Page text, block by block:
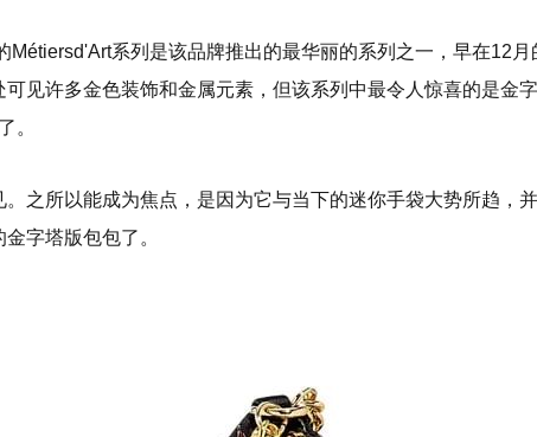
系列是该品牌推出的最华丽的系列之一，早在12
见许多金色装饰和金属元素，但该系列中最令人惊喜的是金
。
之所以能成为焦点，是因为它与当下的迷你手袋大势所趋，
字塔版包包了。